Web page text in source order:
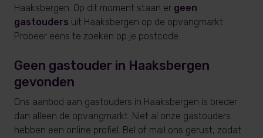
Haaksbergen. Op dit moment staan er geen
gastouders uit Haaksbergen op de opvangmarkt.
Probeer eens te zoeken op je postcode.
Geen gastouder in Haaksbergen
gevonden
Ons aanbod aan gastouders in Haaksbergen is breder
dan alleen de opvangmarkt. Niet al onze gastouders
hebben een online profiel. Bel of mail ons gerust, zodat